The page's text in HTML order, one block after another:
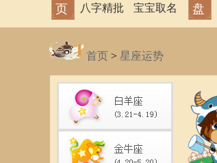
页
八字精批 宝宝取名
盘
首页 > 星座运势